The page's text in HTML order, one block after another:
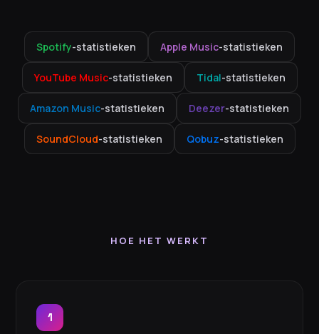
Spotify-statistieken Apple Music-statistieken
YouTube Music-statistieken Tidal-statistieken
Amazon Music-statistieken Deezer-statistieken
SoundCloud-statistieken Qobuz-statistieken
HOE HET WERKT
1